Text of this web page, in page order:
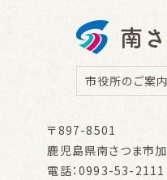
市役所のご案内
〒897-8501
鹿児島県南さつま市
電話：0993-53-2111